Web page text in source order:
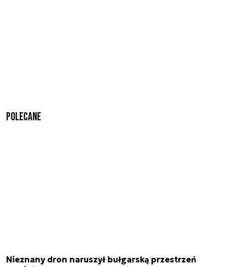
Polecane
Nieznany dron naruszył bułgarską przestrzeń